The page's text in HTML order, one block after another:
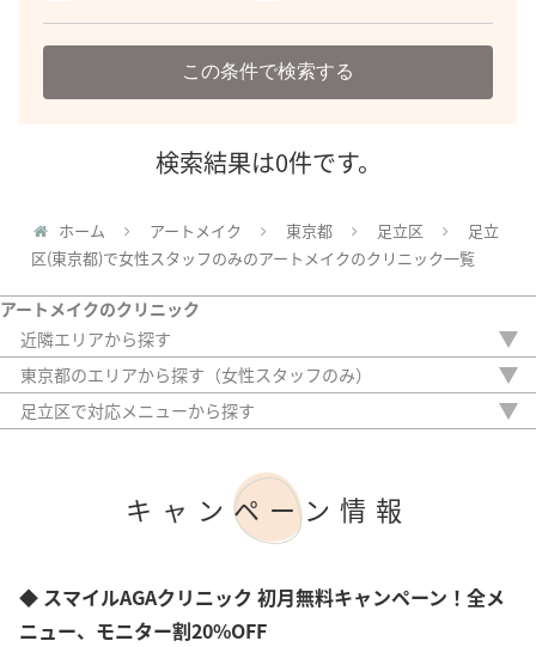
この条件で検索する
検索結果は0件です。
ホーム アートメイク 東京都 足立区
足立
区(東京都)で女性スタッフのみのアートメイクのクリニック一覧
アートメイクのクリニック
近隣エリアから探す
栃木県
群馬県
埼玉県
東京都のエリアから探す（女性スタッフのみ）
目黒区
千代田区
台東区
豊島区
足立区で対応メニューから探す
キャンペーン情報
◆ スマイルAGAクリニック 初月無料キャンペーン！全メ
ニュー、モニター割20%OFF